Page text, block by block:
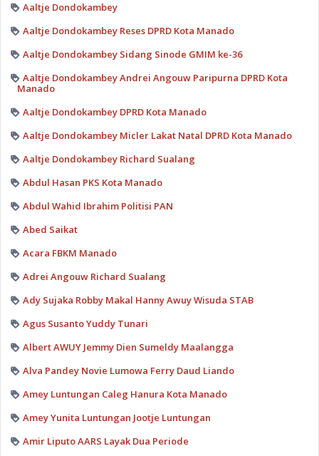
Aaltje Dondokambey
Aaltje Dondokambey Reses DPRD Kota Manado
Aaltje Dondokambey Sidang Sinode GMIM ke-36
Aaltje Dondokambey Andrei Angouw Paripurna DPRD Kota
Manado
Aaltje Dondokambey DPRD Kota Manado
Aaltje Dondokambey Micler Lakat Natal DPRD Kota Manado
Aaltje Dondokambey Richard Sualang
Abdul Hasan PKS Kota Manado
Abdul Wahid Ibrahim Politisi PAN
Abed Saikat
Acara FBKM Manado
Adrei Angouw Richard Sualang
Ady Sujaka Robby Makal Hanny Awuy Wisuda STAB
Agus Susanto Yuddy Tunari
Albert AWUY Jemmy Dien Sumeldy Maalangga
Alva Pandey Novie Lumowa Ferry Daud Liando
Amey Luntungan Caleg Hanura Kota Manado
Amey Yunita Luntungan Jootje Luntungan
Amir Liputo AARS Layak Dua Periode